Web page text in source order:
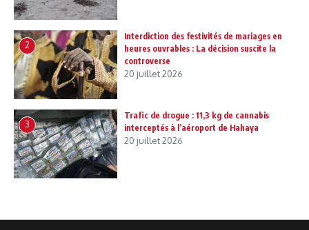
2
Interdiction des festivités de mariages en
heures ouvrables : La décision suscite la
controverse
20 juillet 2026
3
Trafic de drogue : 11,3 kg de cannabis
interceptés à l’aéroport de Hahaya
20 juillet 2026